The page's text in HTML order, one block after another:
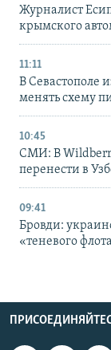
Журналист
крымского
11:11
В Севастополе
менять схему
10:45
СМИ: В
перенести в
09:41
Бровди:
«теневого